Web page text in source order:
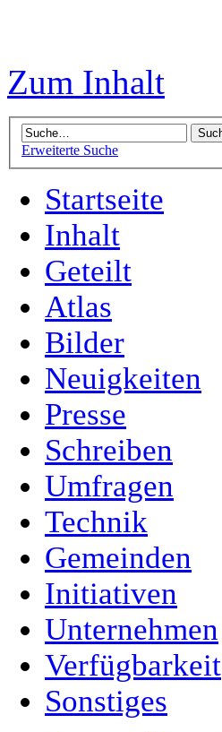
Zum Inhalt
Erweiterte Suche
Startseite
Inhalt
Geteilt
Atlas
Bilder
Neuigkeiten
Presse
Schreiben
Umfragen
Technik
Gemeinden
Initiativen
Unternehmen
Verfügbarkeit
Sonstiges